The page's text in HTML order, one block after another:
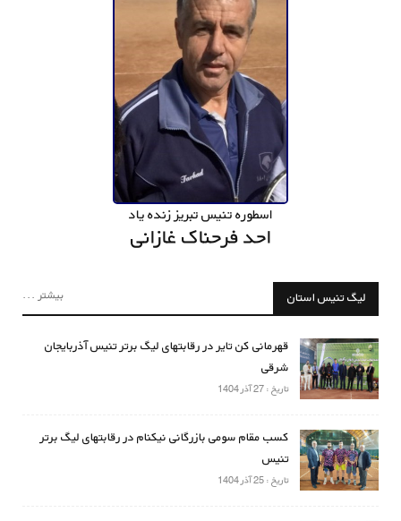
اسطوره تنیس تبریز زنده یاد
احد فرحناک غازانی
لیگ تنیس استان بیشتر ...
قهرمانی کن تایر در رقابتهای لیگ برتر تنیس آذربایجان
شرقی
تاریخ : 27 آذر 1404
کسب مقام سومی بازرگانی نیکنام در رقابتهای لیگ برتر
تنیس
تاریخ : 25 آذر 1404